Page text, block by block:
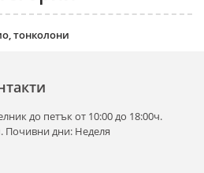
тонколони
до петък от 10:00 до 18:00ч.
Почивни дни: Неделя